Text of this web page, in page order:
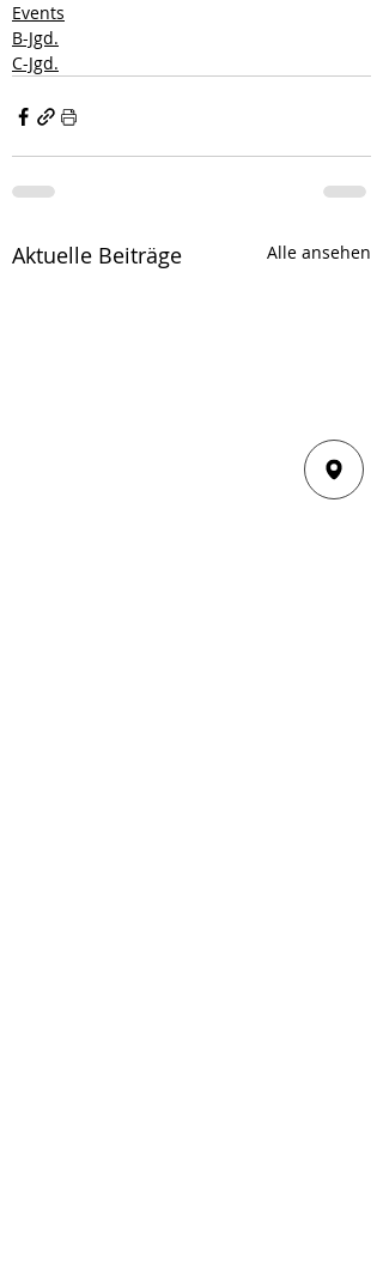
Events
B-Jgd.
C-Jgd.
Aktuelle Beiträge Alle ansehen